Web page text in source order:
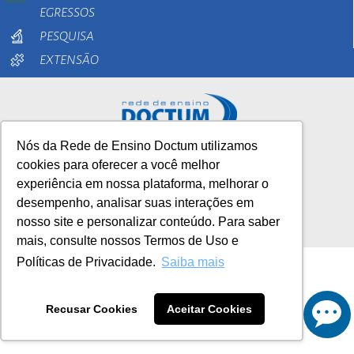
Nós da Rede de Ensino Doctum utilizamos
cookies para oferecer a você melhor
experiência em nossa plataforma, melhorar o
desempenho, analisar suas interações em
nosso site e personalizar conteúdo. Para saber
mais, consulte nossos Termos de Uso e
Políticas de Privacidade. Saiba mais
Recusar Cookies Aceitar Cookies
EGRESSOS
PESQUISA
EXTENSÃO
AutoAvaliação Institucional
0800 033 1100